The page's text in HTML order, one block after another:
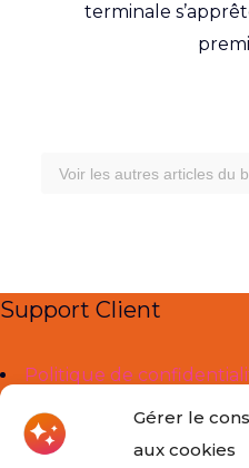
Gérer le
aux cookies
terminale
Voir les autres articles du
Support Client
Politique de
Mentions légales